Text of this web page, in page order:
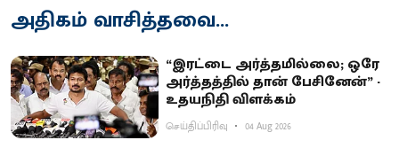
அதிகம் வாசித்தவை...
“இரட்டை அர்த்தமில்லை; ஒரே
அர்த்தத்தில் தான் பேசினேன்” -
உதயநிதி விளக்கம்
செய்திப்பிரிவு 04 Aug 2026